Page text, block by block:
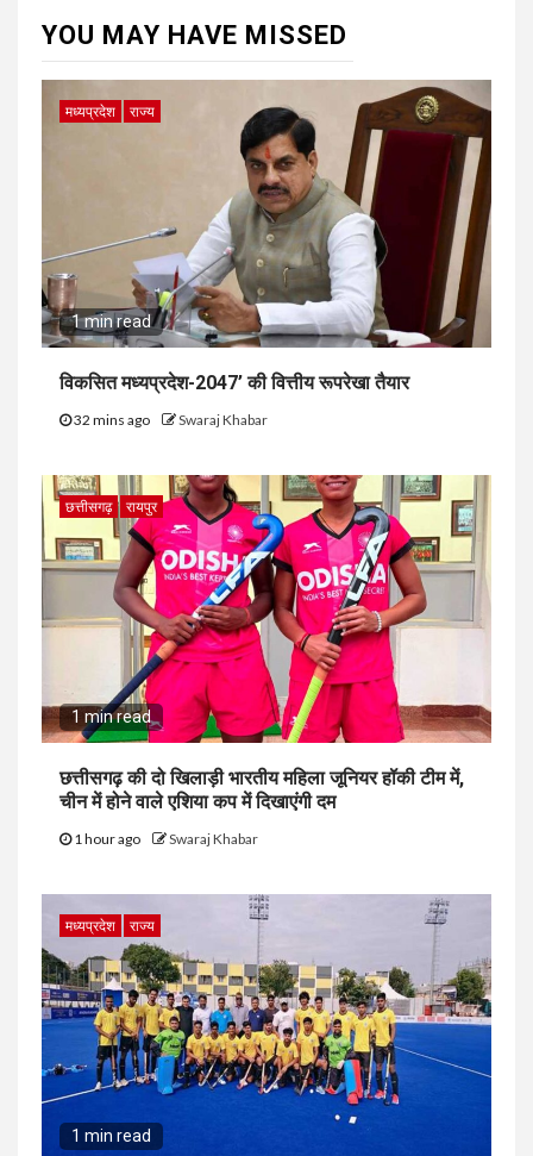
YOU MAY HAVE MISSED
मध्यप्रदेश राज्य
1 min read
विकसित मध्यप्रदेश-2047’ की वित्तीय रूपरेखा तैयार
32 mins ago Swaraj Khabar
छत्तीसगढ़ रायपुर
1 min read
छत्तीसगढ़ की दो खिलाड़ी भारतीय महिला जूनियर हॉकी टीम में,
चीन में होने वाले एशिया कप में दिखाएंगी दम
1 hour ago Swaraj Khabar
मध्यप्रदेश राज्य
1 min read